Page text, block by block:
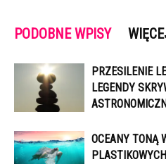
PODOBNE WPISY
PRZESILENIE
LEGENDY
OCEANY TONĄ
PLASTIKOWYCH